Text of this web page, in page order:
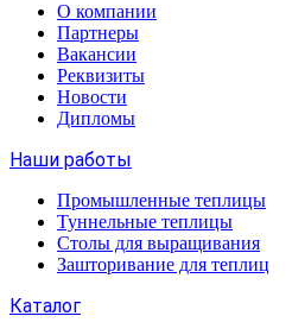
О компании
Партнеры
Вакансии
Реквизиты
Новости
Дипломы
Наши работы
Промышленные теплицы
Туннельные теплицы
Столы для выращивания
Зашторивание для теплиц
Каталог